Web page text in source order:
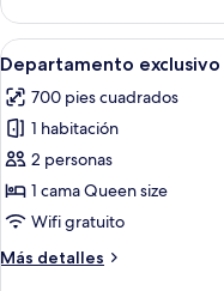
estudio
Abrir
todas
las
fotos
de
Departamento
exclusivo
7
Departamento exclusivo
700 pies cuadrados
1 habitación
2 personas
1 cama Queen size
Wifi gratuito
Más detalles
Más